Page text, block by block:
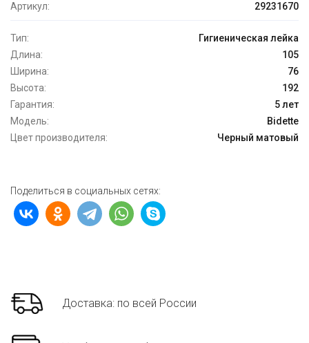
Артикул:
29231670
Тип:
Гигиеническая лейка
Длина:
105
Ширина:
76
Высота:
192
Гарантия:
5 лет
Модель:
Bidette
Цвет производителя:
Черный матовый
Поделиться в социальных сетях:
Доставка: по всей России